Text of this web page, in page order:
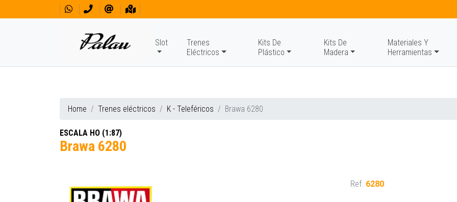
Slot
Trenes
Eléctricos
Kits De
Plástico
Kits De
Madera
Materiales Y
Herramientas
Home Trenes eléctricos K - Teleféricos Brawa 6280
ESCALA HO (1:87)
Brawa 6280
Ref. 6280